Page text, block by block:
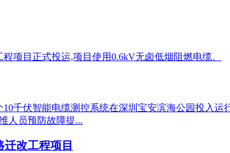
项目正式投运,项目使用0.6kV无卤低烟阻燃电缆。
10千伏智能电缆测控系统在深圳宝安滨海公园投入
人员预防故障提...
改工程项目